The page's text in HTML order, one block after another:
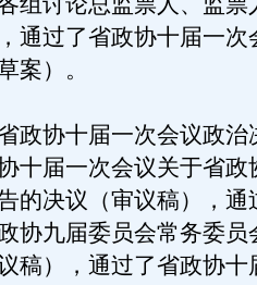
通过了省政协十届一次
案）。
协十届一次会议政治
十届一次会议关于省政
的决议（审议稿），通
协九届委员会常务委员
稿），通过了省政协十